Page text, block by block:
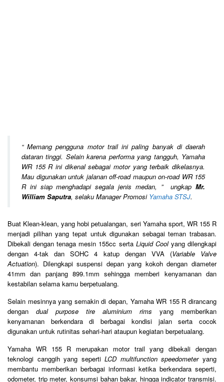
“Memang pengguna motor trail ini paling banyak di daerah
dataran tinggi. Selain karena performa yang tangguh, Yamaha
WR 155 R ini dikenal sebagai motor yang terbaik dikelasnya.
Mau digunakan untuk jalanan off-road maupun on-road WR 155
R ini siap menghadapi segala jenis medan, ” ungkapMr.
William Saputra, selaku Manager Promosi Yamaha STSJ.
Buat Klean-klean, yang hobi petualangan, seri Yamaha sport, WR 155 R
menjadi pilihan yang tepat untuk digunakan sebagai teman trabasan.
Dibekali dengan tenaga mesin 155cc serta Liquid Coolyang dilengkapi
dengan 4-tak dan SOHC 4 katup dengan VVA (Variable Valve
Actuation). Dilengkapi suspensi depan yang kokoh dengan diameter
41mm dan panjang 899.1mm sehingga memberi kenyamanan dan
kestabilan selama kamu berpetualang.
Selain mesinnya yang semakin di depan, Yamaha WR 155 R dirancang
dengan dual purpose tire aluminium rims yang memberikan
kenyamanan berkendara di berbagai kondisi jalan serta cocok
digunakan untuk rutinitas sehari-hari ataupun kegiatan berpetualang.
Yamaha WR 155 R merupakan motor trail yang dibekali dengan
teknologi canggih yang sepertiLCD multifunction speedometeryang
membantu memberikan berbagai informasi ketika berkendara seperti,
odometer, trip meter, konsumsi bahan bakar, hingga indicator transmisi.